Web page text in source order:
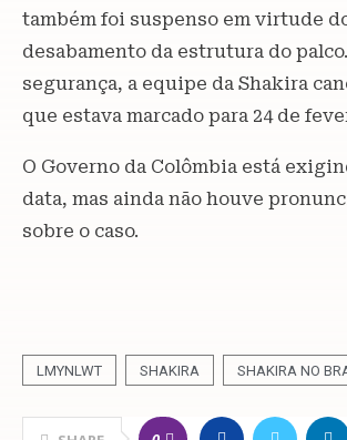
também foi suspenso em virtude
desabamento da estrutura do
segurança, a equipe da Shakira
que estava marcado para 24 de
O Governo da Colômbia está
data, mas ainda não houve
sobre o caso.
LMYNLWT SHAKIRA SHAKIRA NO